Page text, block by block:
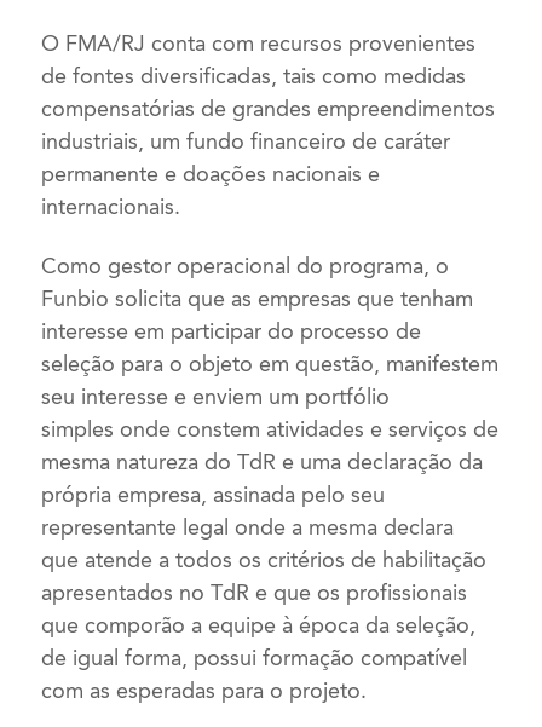
O FMA/RJ conta com recursos provenientes
de fontes diversificadas, tais como medidas
compensatórias de grandes empreendimentos
industriais, um fundo financeiro de caráter
permanente e doações nacionais e
internacionais.
Como gestor operacional do programa, o
Funbio solicita que as empresas que tenham
interesse em participar do processo de
seleção para o objeto em questão, manifestem
seu interesse e enviem um portfólio
simples onde constem atividades e serviços de
mesma natureza do TdR e uma declaração da
própria empresa, assinada pelo seu
representante legal onde a mesma declara
que atende a todos os critérios de habilitação
apresentados no TdR e que os profissionais
que comporão a equipe à época da seleção,
de igual forma, possui formação compatível
com as esperadas para o projeto.